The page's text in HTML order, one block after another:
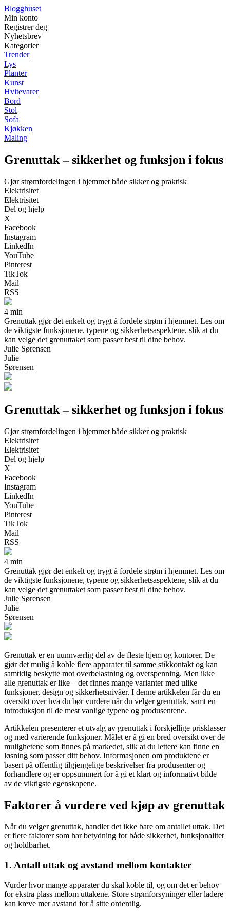
Blogghuset
Min konto
Registrer deg
Nyhetsbrev
Kategorier
Trender
Lys
Planter
Kunst
Hvitevarer
Bord
Stol
Sofa
Kjøkken
Maling
Grenuttak – sikkerhet og funksjon i fokus
Gjør strømfordelingen i hjemmet både sikker og praktisk
Elektrisitet
Elektrisitet
Del og hjelp
X
Facebook
Instagram
LinkedIn
YouTube
Pinterest
TikTok
Mail
RSS
4 min
Grenuttak gjør det enkelt og trygt å fordele strøm i hjemmet. Les om
de viktigste funksjonene, typene og sikkerhetsaspektene, slik at du
kan velge det grenuttaket som passer best til dine behov.
Julie Sørensen
Julie
Sørensen
Grenuttak – sikkerhet og funksjon i fokus
Gjør strømfordelingen i hjemmet både sikker og praktisk
Elektrisitet
Elektrisitet
Del og hjelp
X
Facebook
Instagram
LinkedIn
YouTube
Pinterest
TikTok
Mail
RSS
4 min
Grenuttak gjør det enkelt og trygt å fordele strøm i hjemmet. Les om
de viktigste funksjonene, typene og sikkerhetsaspektene, slik at du
kan velge det grenuttaket som passer best til dine behov.
Julie Sørensen
Julie
Sørensen
Grenuttak er en uunnværlig del av de fleste hjem og kontorer. De
gjør det mulig å koble flere apparater til samme stikkontakt og kan
samtidig beskytte mot overbelastning og overspenning. Men ikke
alle grenuttak er like – det finnes mange varianter med ulike
funksjoner, design og sikkerhetsnivåer. I denne artikkelen får du en
oversikt over hva du bør vurdere når du velger grenuttak, samt en
introduksjon til de mest vanlige typene og produsentene.
Artikkelen presenterer et utvalg av grenuttak i forskjellige prisklasser
og med varierende funksjoner. Målet er å gi en bred oversikt over de
mulighetene som finnes på markedet, slik at du lettere kan finne en
løsning som passer ditt behov. Informasjonen om produktene er
basert på offentlig tilgjengelige beskrivelser fra produsenter og
forhandlere og er oppsummert for å gi et klart og informativt bilde
av de viktigste egenskapene.
Faktorer å vurdere ved kjøp av grenuttak
Når du velger grenuttak, handler det ikke bare om antallet uttak. Det
er flere faktorer som har betydning for både sikkerhet, funksjonalitet
og holdbarhet.
1. Antall uttak og avstand mellom kontakter
Vurder hvor mange apparater du skal koble til, og om det er behov
for ekstra plass mellom uttakene. Store strømforsyninger eller ladere
kan kreve mer avstand for å sitte ordentlig.